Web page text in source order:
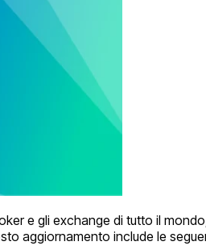
e gli exchange di tutto il
aggiornamento include le